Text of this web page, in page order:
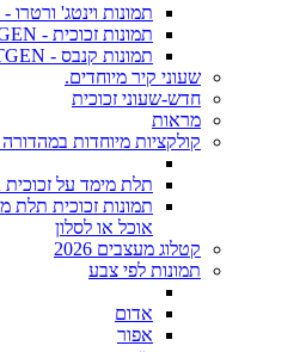
תמונות וינטג' ורטרו - NEXTGEN
תמונות זכוכית - NEXTGEN
תמונות קנבס - NEXTGEN
שעוני קיר מיוחדים.
חדש-שעוני זכוכית
מראות
קולקציות מיוחדות
תלת מימד על זכוכית 4K
תמונות זכוכית תלת
אוכל או לסלון
קטלוג מעצבים 2026
תמונות לפי צבע
אדום
אפור